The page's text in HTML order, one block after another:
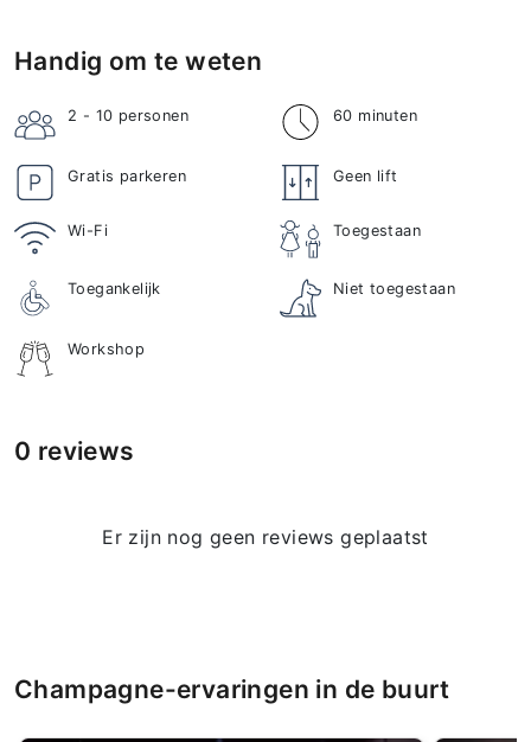
Handig om te weten
2 - 10 personen 60 minuten
Gratis parkeren Geen lift
Wi-Fi Toegestaan
Toegankelijk Niet toegestaan
Workshop
0 reviews
Er zijn nog geen reviews geplaatst
Champagne-ervaringen in de buurt